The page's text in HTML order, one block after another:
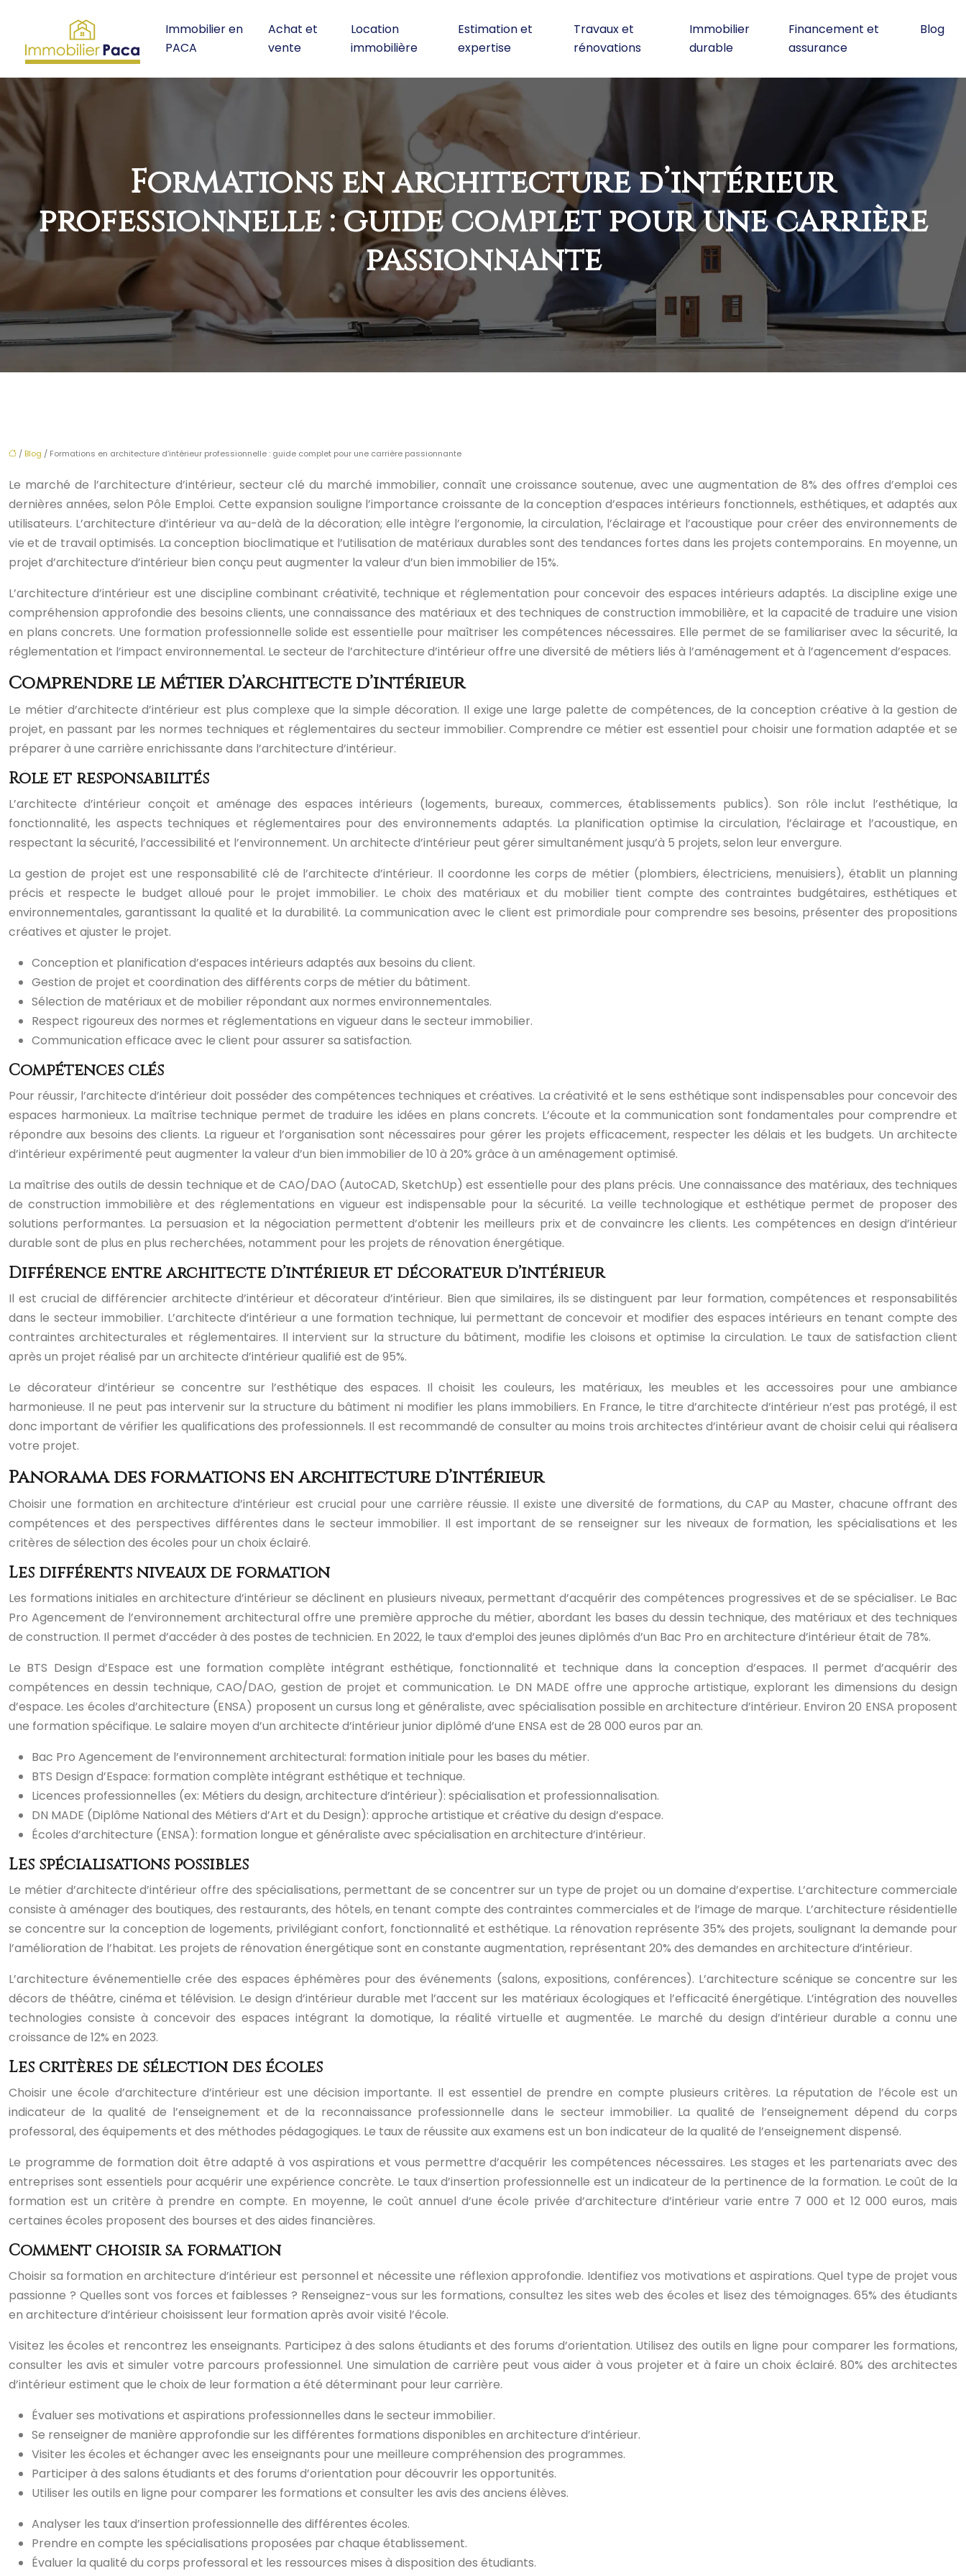
Immobilier en
PACA
Achat et
vente
Location
immobilière
Estimation et
expertise
Travaux et
rénovations
Immobilier
durable
Financement et
assurance
Blog
Formations en architecture d’intérieur
professionnelle : guide complet pour une carrière
passionnante
/ Blog / Formations en architecture d’intérieur professionnelle : guide complet pour une carrière passionnante
Le marché de l’architecture d’intérieur, secteur clé du marché immobilier, connaît une croissance soutenue, avec une augmentation de 8% des offres d’emploi ces
dernières années, selon Pôle Emploi. Cette expansion souligne l’importance croissante de la conception d’espaces intérieurs fonctionnels, esthétiques, et adaptés aux
utilisateurs. L’architecture d’intérieur va au-delà de la décoration; elle intègre l’ergonomie, la circulation, l’éclairage et l’acoustique pour créer des environnements de
vie et de travail optimisés. La conception bioclimatique et l’utilisation de matériaux durables sont des tendances fortes dans les projets contemporains. En moyenne, un
projet d’architecture d’intérieur bien conçu peut augmenter la valeur d’un bien immobilier de 15%.
L’architecture d’intérieur est une discipline combinant créativité, technique et réglementation pour concevoir des espaces intérieurs adaptés. La discipline exige une
compréhension approfondie des besoins clients, une connaissance des matériaux et des techniques de construction immobilière, et la capacité de traduire une vision
en plans concrets. Une formation professionnelle solide est essentielle pour maîtriser les compétences nécessaires. Elle permet de se familiariser avec la sécurité, la
réglementation et l’impact environnemental. Le secteur de l’architecture d’intérieur offre une diversité de métiers liés à l’aménagement et à l’agencement d’espaces.
Comprendre le métier d’architecte d’intérieur
Le métier d’architecte d’intérieur est plus complexe que la simple décoration. Il exige une large palette de compétences, de la conception créative à la gestion de
projet, en passant par les normes techniques et réglementaires du secteur immobilier. Comprendre ce métier est essentiel pour choisir une formation adaptée et se
préparer à une carrière enrichissante dans l’architecture d’intérieur.
Rôle et responsabilités
L’architecte d’intérieur conçoit et aménage des espaces intérieurs (logements, bureaux, commerces, établissements publics). Son rôle inclut l’esthétique, la
fonctionnalité, les aspects techniques et réglementaires pour des environnements adaptés. La planification optimise la circulation, l’éclairage et l’acoustique, en
respectant la sécurité, l’accessibilité et l’environnement. Un architecte d’intérieur peut gérer simultanément jusqu’à 5 projets, selon leur envergure.
La gestion de projet est une responsabilité clé de l’architecte d’intérieur. Il coordonne les corps de métier (plombiers, électriciens, menuisiers), établit un planning
précis et respecte le budget alloué pour le projet immobilier. Le choix des matériaux et du mobilier tient compte des contraintes budgétaires, esthétiques et
environnementales, garantissant la qualité et la durabilité. La communication avec le client est primordiale pour comprendre ses besoins, présenter des propositions
créatives et ajuster le projet.
Conception et planification d’espaces intérieurs adaptés aux besoins du client.
Gestion de projet et coordination des différents corps de métier du bâtiment.
Sélection de matériaux et de mobilier répondant aux normes environnementales.
Respect rigoureux des normes et réglementations en vigueur dans le secteur immobilier.
Communication efficace avec le client pour assurer sa satisfaction.
Compétences clés
Pour réussir, l’architecte d’intérieur doit posséder des compétences techniques et créatives. La créativité et le sens esthétique sont indispensables pour concevoir des
espaces harmonieux. La maîtrise technique permet de traduire les idées en plans concrets. L’écoute et la communication sont fondamentales pour comprendre et
répondre aux besoins des clients. La rigueur et l’organisation sont nécessaires pour gérer les projets efficacement, respecter les délais et les budgets. Un architecte
d’intérieur expérimenté peut augmenter la valeur d’un bien immobilier de 10 à 20% grâce à un aménagement optimisé.
La maîtrise des outils de dessin technique et de CAO/DAO (AutoCAD, SketchUp) est essentielle pour des plans précis. Une connaissance des matériaux, des techniques
de construction immobilière et des réglementations en vigueur est indispensable pour la sécurité. La veille technologique et esthétique permet de proposer des
solutions performantes. La persuasion et la négociation permettent d’obtenir les meilleurs prix et de convaincre les clients. Les compétences en design d’intérieur
durable sont de plus en plus recherchées, notamment pour les projets de rénovation énergétique.
Différence entre architecte d’intérieur et décorateur d’intérieur
Il est crucial de différencier architecte d’intérieur et décorateur d’intérieur. Bien que similaires, ils se distinguent par leur formation, compétences et responsabilités
dans le secteur immobilier. L’architecte d’intérieur a une formation technique, lui permettant de concevoir et modifier des espaces intérieurs en tenant compte des
contraintes architecturales et réglementaires. Il intervient sur la structure du bâtiment, modifie les cloisons et optimise la circulation. Le taux de satisfaction client
après un projet réalisé par un architecte d’intérieur qualifié est de 95%.
Le décorateur d’intérieur se concentre sur l’esthétique des espaces. Il choisit les couleurs, les matériaux, les meubles et les accessoires pour une ambiance
harmonieuse. Il ne peut pas intervenir sur la structure du bâtiment ni modifier les plans immobiliers. En France, le titre d’architecte d’intérieur n’est pas protégé, il est
donc important de vérifier les qualifications des professionnels. Il est recommandé de consulter au moins trois architectes d’intérieur avant de choisir celui qui réalisera
votre projet.
Panorama des formations en architecture d’intérieur
Choisir une formation en architecture d’intérieur est crucial pour une carrière réussie. Il existe une diversité de formations, du CAP au Master, chacune offrant des
compétences et des perspectives différentes dans le secteur immobilier. Il est important de se renseigner sur les niveaux de formation, les spécialisations et les
critères de sélection des écoles pour un choix éclairé.
Les différents niveaux de formation
Les formations initiales en architecture d’intérieur se déclinent en plusieurs niveaux, permettant d’acquérir des compétences progressives et de se spécialiser. Le Bac
Pro Agencement de l’environnement architectural offre une première approche du métier, abordant les bases du dessin technique, des matériaux et des techniques
de construction. Il permet d’accéder à des postes de technicien. En 2022, le taux d’emploi des jeunes diplômés d’un Bac Pro en architecture d’intérieur était de 78%.
Le BTS Design d’Espace est une formation complète intégrant esthétique, fonctionnalité et technique dans la conception d’espaces. Il permet d’acquérir des
compétences en dessin technique, CAO/DAO, gestion de projet et communication. Le DN MADE offre une approche artistique, explorant les dimensions du design
d’espace. Les écoles d’architecture (ENSA) proposent un cursus long et généraliste, avec spécialisation possible en architecture d’intérieur. Environ 20 ENSA proposent
une formation spécifique. Le salaire moyen d’un architecte d’intérieur junior diplômé d’une ENSA est de 28 000 euros par an.
Bac Pro Agencement de l’environnement architectural: formation initiale pour les bases du métier.
BTS Design d’Espace: formation complète intégrant esthétique et technique.
Licences professionnelles (ex: Métiers du design, architecture d’intérieur): spécialisation et professionnalisation.
DN MADE (Diplôme National des Métiers d’Art et du Design): approche artistique et créative du design d’espace.
Écoles d’architecture (ENSA): formation longue et généraliste avec spécialisation en architecture d’intérieur.
Les spécialisations possibles
Le métier d’architecte d’intérieur offre des spécialisations, permettant de se concentrer sur un type de projet ou un domaine d’expertise. L’architecture commerciale
consiste à aménager des boutiques, des restaurants, des hôtels, en tenant compte des contraintes commerciales et de l’image de marque. L’architecture résidentielle
se concentre sur la conception de logements, privilégiant confort, fonctionnalité et esthétique. La rénovation représente 35% des projets, soulignant la demande pour
l’amélioration de l’habitat. Les projets de rénovation énergétique sont en constante augmentation, représentant 20% des demandes en architecture d’intérieur.
L’architecture événementielle crée des espaces éphémères pour des événements (salons, expositions, conférences). L’architecture scénique se concentre sur les
décors de théâtre, cinéma et télévision. Le design d’intérieur durable met l’accent sur les matériaux écologiques et l’efficacité énergétique. L’intégration des nouvelles
technologies consiste à concevoir des espaces intégrant la domotique, la réalité virtuelle et augmentée. Le marché du design d’intérieur durable a connu une
croissance de 12% en 2023.
Les critères de sélection des écoles
Choisir une école d’architecture d’intérieur est une décision importante. Il est essentiel de prendre en compte plusieurs critères. La réputation de l’école est un
indicateur de la qualité de l’enseignement et de la reconnaissance professionnelle dans le secteur immobilier. La qualité de l’enseignement dépend du corps
professoral, des équipements et des méthodes pédagogiques. Le taux de réussite aux examens est un bon indicateur de la qualité de l’enseignement dispensé.
Le programme de formation doit être adapté à vos aspirations et vous permettre d’acquérir les compétences nécessaires. Les stages et les partenariats avec des
entreprises sont essentiels pour acquérir une expérience concrète. Le taux d’insertion professionnelle est un indicateur de la pertinence de la formation. Le coût de la
formation est un critère à prendre en compte. En moyenne, le coût annuel d’une école privée d’architecture d’intérieur varie entre 7 000 et 12 000 euros, mais
certaines écoles proposent des bourses et des aides financières.
Comment choisir sa formation
Choisir sa formation en architecture d’intérieur est personnel et nécessite une réflexion approfondie. Identifiez vos motivations et aspirations. Quel type de projet vous
passionne ? Quelles sont vos forces et faiblesses ? Renseignez-vous sur les formations, consultez les sites web des écoles et lisez des témoignages. 65% des étudiants
en architecture d’intérieur choisissent leur formation après avoir visité l’école.
Visitez les écoles et rencontrez les enseignants. Participez à des salons étudiants et des forums d’orientation. Utilisez des outils en ligne pour comparer les formations,
consulter les avis et simuler votre parcours professionnel. Une simulation de carrière peut vous aider à vous projeter et à faire un choix éclairé. 80% des architectes
d’intérieur estiment que le choix de leur formation a été déterminant pour leur carrière.
Évaluer ses motivations et aspirations professionnelles dans le secteur immobilier.
Se renseigner de manière approfondie sur les différentes formations disponibles en architecture d’intérieur.
Visiter les écoles et échanger avec les enseignants pour une meilleure compréhension des programmes.
Participer à des salons étudiants et des forums d’orientation pour découvrir les opportunités.
Utiliser les outils en ligne pour comparer les formations et consulter les avis des anciens élèves.
Analyser les taux d’insertion professionnelle des différentes écoles.
Prendre en compte les spécialisations proposées par chaque établissement.
Évaluer la qualité du corps professoral et les ressources mises à disposition des étudiants.